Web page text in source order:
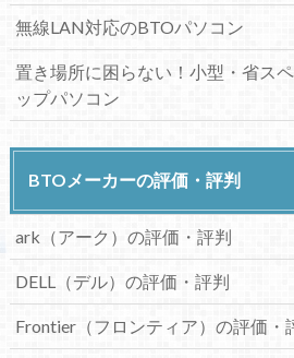
無線LAN対応のBTOパソコン
置き場所に困らない！小型・省ス
ップパソコン
BTOメーカーの評価・評判
ark（アーク）の評価・評判
DELL（デル）の評価・評判
Frontier（フロンティア）の評価・